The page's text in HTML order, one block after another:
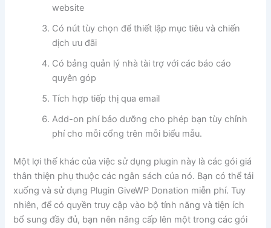
website
Có nút tùy chọn để thiết lập mục tiêu và chiến
dịch ưu đãi
Có bảng quản lý nhà tài trợ với các báo cáo
quyên góp
Tích hợp tiếp thị qua email
Add-on phí bảo dưỡng cho phép bạn tùy chỉnh
phí cho mỗi cổng trên mỗi biểu mẫu.
Một lợi thế khác của việc sử dụng plugin này là các gói giá
thân thiện phụ thuộc các ngân sách của nó. Bạn có thể tải
xuống và sử dụng Plugin GiveWP Donation miễn phí. Tuy
nhiên, để có quyền truy cập vào bộ tính năng và tiện ích
bổ sung đầy đủ, bạn nên nâng cấp lên một trong các gói